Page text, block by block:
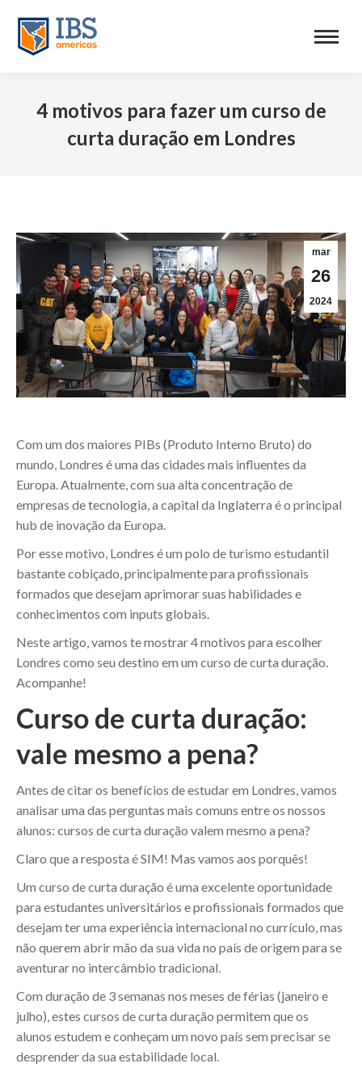
4 motivos para fazer um curso de
curta duração em Londres
mar
26
2024
Com um dos maiores PIBs (Produto Interno Bruto) do
mundo, Londres é uma das cidades mais influentes da
Europa. Atualmente, com sua alta concentração de
empresas de tecnologia, a capital da Inglaterra é o principal
hub de inovação da Europa.
Por esse motivo, Londres é um polo de turismo estudantil
bastante cobiçado, principalmente para profissionais
formados que desejam aprimorar suas habilidades e
conhecimentos com inputs globais.
Neste artigo, vamos te mostrar 4 motivos para escolher
Londres como seu destino em um curso de curta duração.
Acompanhe!
Curso de curta duração:
vale mesmo a pena?
Antes de citar os benefícios de estudar em Londres, vamos
analisar uma das perguntas mais comuns entre os nossos
alunos: cursos de curta duração valem mesmo a pena?
Claro que a resposta é SIM! Mas vamos aos porquês!
Um curso de curta duração é uma excelente oportunidade
para estudantes universitários e profissionais formados que
desejam ter uma experiência internacional no currículo, mas
não querem abrir mão da sua vida no país de origem para se
aventurar no intercâmbio tradicional.
Com duração de 3 semanas nos meses de férias (janeiro e
julho), estes cursos de curta duração permitem que os
alunos estudem e conheçam um novo país sem precisar se
desprender da sua estabilidade local.